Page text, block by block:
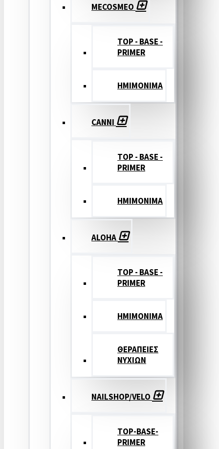
MECOSMEO
TOP - BASE -
PRIMER
ΗΜΙΜΟΝΙΜΑ
CANNI
TOP - BASE -
PRIMER
ΗΜΙΜΟΝΙΜΑ
ALOHA
TOP - BASE -
PRIMER
ΗΜΙΜΟΝΙΜΑ
ΘΕΡΑΠΕΙΕΣ
ΝΥΧΙΩΝ
NAILSHOP/VELO
TOP-BASE-
PRIMER